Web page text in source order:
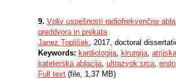
9. Vpliv uspešnosti radiofrekvenčne
preddvora in prekata
Janez Toplišek, 2017, doctoral
Keywords: kardiologija, kirurgija,
kateterska ablacija, ultrazvok srca,
Full text (file, 1,37 MB)